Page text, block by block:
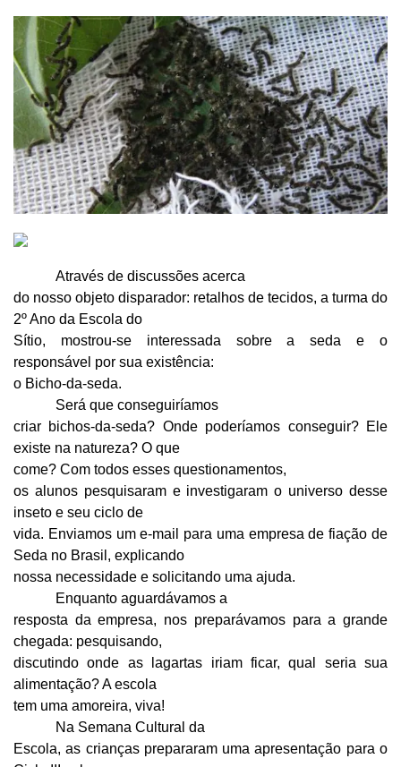
Através de discussões acerca
do nosso objeto disparador: retalhos de tecidos, a turma do
2º Ano da Escola do
Sítio, mostrou-se interessada sobre a seda e o
responsável por sua existência:
o Bicho-da-seda.
Será que conseguiríamos
criar bichos-da-seda? Onde poderíamos conseguir? Ele
existe na natureza? O que
come? Com todos esses questionamentos,
os alunos pesquisaram e investigaram o universo desse
inseto e seu ciclo de
vida. Enviamos um e-mail para uma empresa de fiação de
Seda no Brasil, explicando
nossa necessidade e solicitando uma ajuda.
Enquanto aguardávamos a
resposta da empresa, nos preparávamos para a grande
chegada: pesquisando,
discutindo onde as lagartas iriam ficar, qual seria sua
alimentação? A escola
tem uma amoreira, viva!
Na Semana Cultural da
Escola, as crianças prepararam uma apresentação para o